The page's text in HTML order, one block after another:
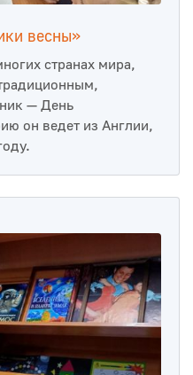
весны»
странах мира,
— День
он ведет из Англии,